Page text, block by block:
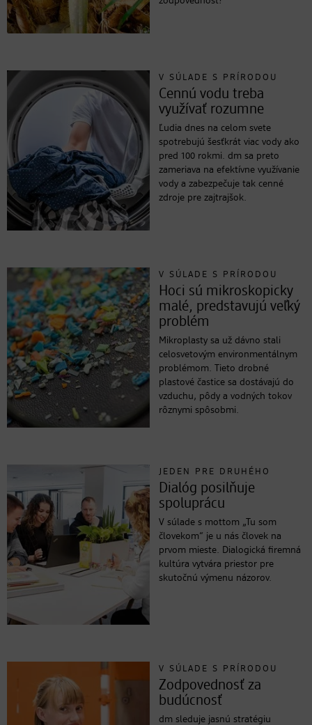
V SÚLADE S PRÍRODOU
Cennú vodu treba
využívať rozumne
Ľudia dnes na celom svete
spotrebujú šesťkrát viac vody ako
pred 100 rokmi. dm sa preto
zameriava na efektívne využívanie
vody a zabezpečuje tak cenné
zdroje pre zajtrajšok.
V SÚLADE S PRÍRODOU
Hoci sú mikroskopicky
malé, predstavujú veľký
problém
Mikroplasty sa už dávno stali
celosvetovým environmentálnym
problémom. Tieto drobné
plastové častice sa dostávajú do
vzduchu, pôdy a vodných tokov
rôznymi spôsobmi.
JEDEN PRE DRUHÉHO
Dialóg posilňuje
spoluprácu
V súlade s mottom „Tu som
človekom“ je u nás človek na
prvom mieste. Dialogická firemná
kultúra vytvára priestor pre
skutočnú výmenu názorov.
V SÚLADE S PRÍRODOU
Zodpovednosť za
budúcnosť
dm sleduje jasnú stratégiu